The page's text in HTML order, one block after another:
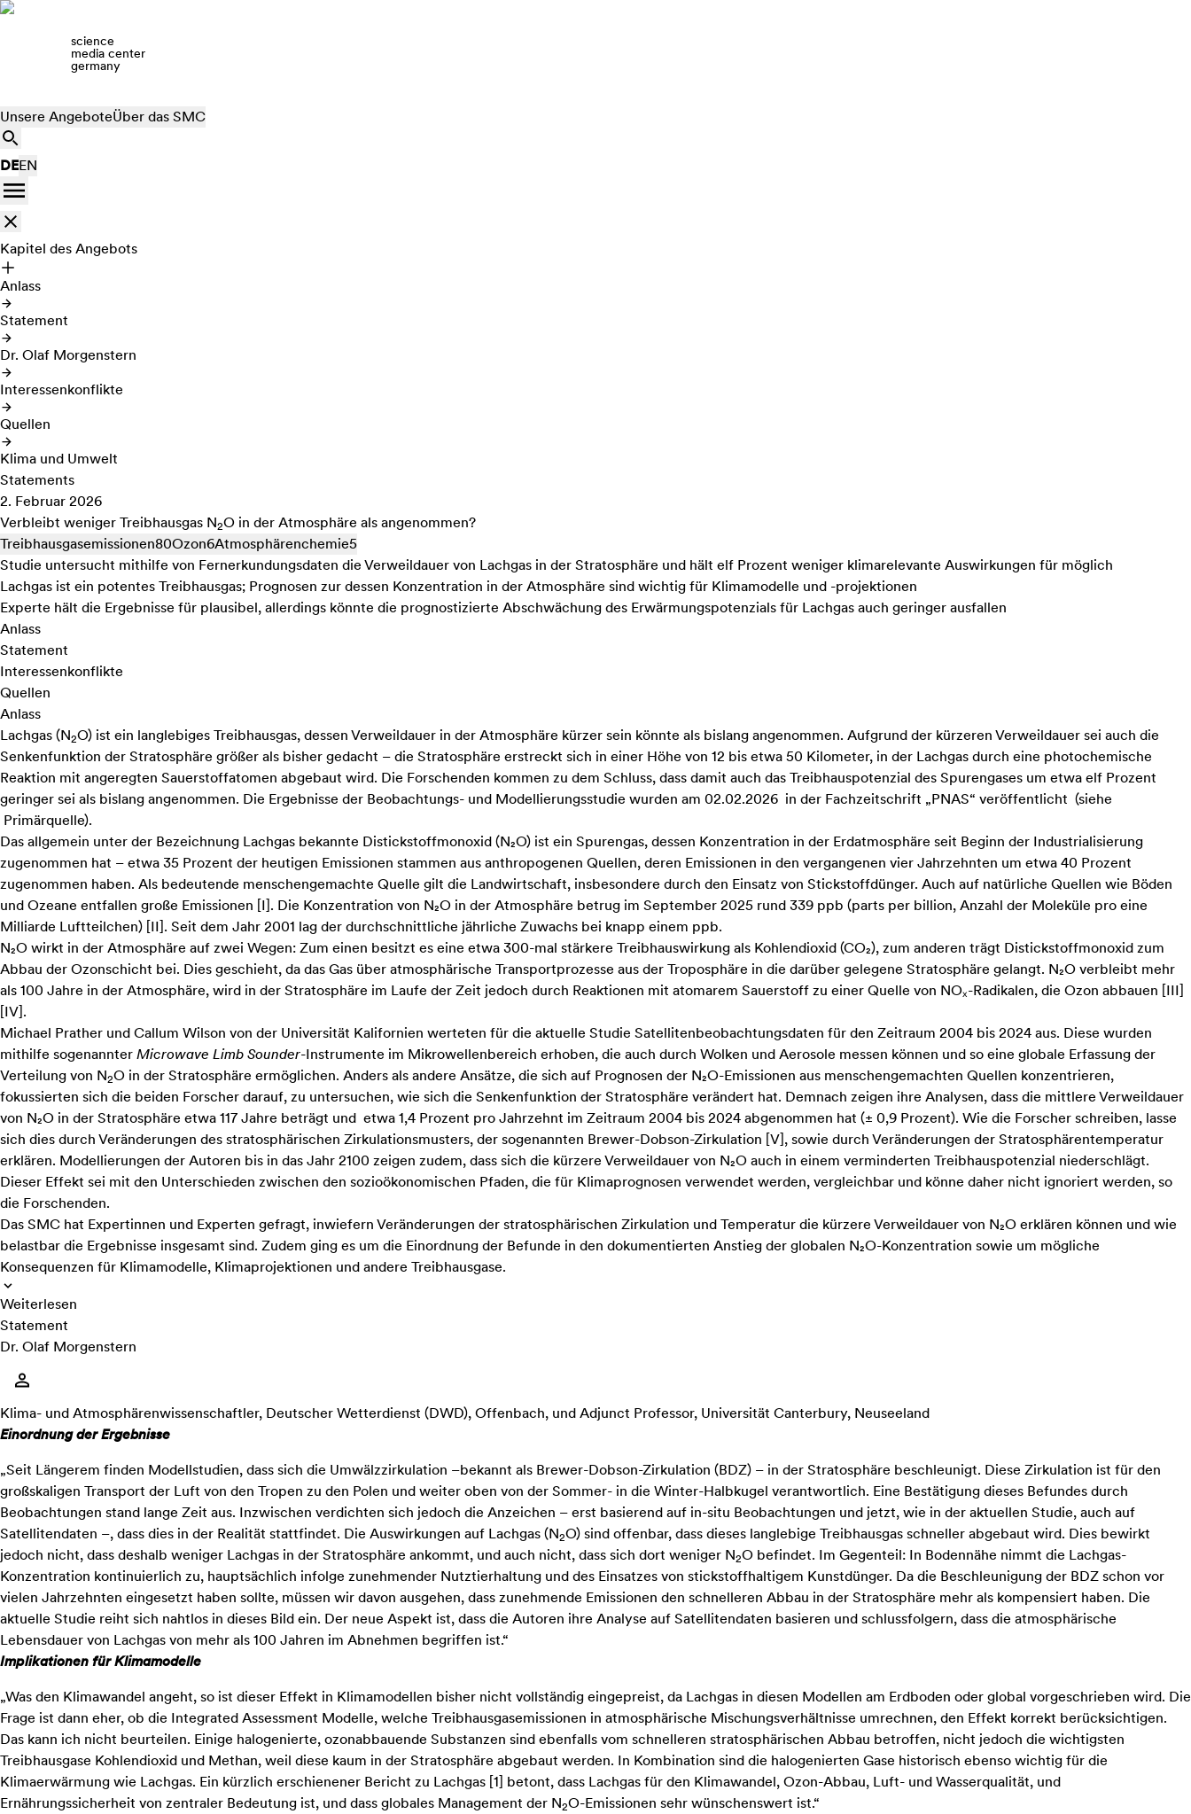
science
media center
germany
Unsere AngeboteÜber das SMC
DEEN
Kapitel des Angebots
Anlass
Statement
Dr. Olaf Morgenstern
Interessenkonflikte
Quellen
Klima und Umwelt
Statements
2. Februar 2026
Verbleibt weniger Treibhausgas N2O in der Atmosphäre als angenommen?
Treibhausgasemissionen80Ozon6Atmosphärenchemie5
Studie untersucht mithilfe von Fernerkundungsdaten die Verweildauer von Lachgas in der Stratosphäre und hält elf Prozent weniger klimarelevante Auswirkungen für möglich
Lachgas ist ein potentes Treibhausgas; Prognosen zur dessen Konzentration in der Atmosphäre sind wichtig für Klimamodelle und -projektionen
Experte hält die Ergebnisse für plausibel, allerdings könnte die prognostizierte Abschwächung des Erwärmungspotenzials für Lachgas auch geringer ausfallen
Anlass
Statement
Interessenkonflikte
Quellen
Anlass
Lachgas (N2O) ist ein langlebiges Treibhausgas, dessen Verweildauer in der Atmosphäre kürzer sein könnte als bislang angenommen. Aufgrund der kürzeren Verweildauer sei auch die
Senkenfunktion der Stratosphäre größer als bisher gedacht – die Stratosphäre erstreckt sich in einer Höhe von 12 bis etwa 50 Kilometer, in der Lachgas durch eine photochemische
Reaktion mit angeregten Sauerstoffatomen abgebaut wird. Die Forschenden kommen zu dem Schluss, dass damit auch das Treibhauspotenzial des Spurengases um etwa elf Prozent
geringer sei als bislang angenommen. Die Ergebnisse der Beobachtungs- und Modellierungsstudie wurden am 02.02.2026 in der Fachzeitschrift „PNAS“ veröffentlicht (siehe
Primärquelle).
Das allgemein unter der Bezeichnung Lachgas bekannte Distickstoffmonoxid (N₂O) ist ein Spurengas, dessen Konzentration in der Erdatmosphäre seit Beginn der Industrialisierung
zugenommen hat – etwa 35 Prozent der heutigen Emissionen stammen aus anthropogenen Quellen, deren Emissionen in den vergangenen vier Jahrzehnten um etwa 40 Prozent
zugenommen haben. Als bedeutende menschengemachte Quelle gilt die Landwirtschaft, insbesondere durch den Einsatz von Stickstoffdünger. Auch auf natürliche Quellen wie Böden
und Ozeane entfallen große Emissionen [I]. Die Konzentration von N₂O in der Atmosphäre betrug im September 2025 rund 339 ppb (parts per billion, Anzahl der Moleküle pro eine
Milliarde Luftteilchen) [II]. Seit dem Jahr 2001 lag der durchschnittliche jährliche Zuwachs bei knapp einem ppb.
N₂O wirkt in der Atmosphäre auf zwei Wegen: Zum einen besitzt es eine etwa 300-mal stärkere Treibhauswirkung als Kohlendioxid (CO₂), zum anderen trägt Distickstoffmonoxid zum
Abbau der Ozonschicht bei. Dies geschieht, da das Gas über atmosphärische Transportprozesse aus der Troposphäre in die darüber gelegene Stratosphäre gelangt. N₂O verbleibt mehr
als 100 Jahre in der Atmosphäre, wird in der Stratosphäre im Laufe der Zeit jedoch durch Reaktionen mit atomarem Sauerstoff zu einer Quelle von NOₓ-Radikalen, die Ozon abbauen [III]
[IV].
Michael Prather und Callum Wilson von der Universität Kalifornien werteten für die aktuelle Studie Satellitenbeobachtungsdaten für den Zeitraum 2004 bis 2024 aus. Diese wurden
mithilfe sogenannter Microwave Limb Sounder-Instrumente im Mikrowellenbereich erhoben, die auch durch Wolken und Aerosole messen können und so eine globale Erfassung der
Verteilung von N2O in der Stratosphäre ermöglichen. Anders als andere Ansätze, die sich auf Prognosen der N₂O-Emissionen aus menschengemachten Quellen konzentrieren,
fokussierten sich die beiden Forscher darauf, zu untersuchen, wie sich die Senkenfunktion der Stratosphäre verändert hat. Demnach zeigen ihre Analysen, dass die mittlere Verweildauer
von N₂O in der Stratosphäre etwa 117 Jahre beträgt und etwa 1,4 Prozent pro Jahrzehnt im Zeitraum 2004 bis 2024 abgenommen hat (± 0,9 Prozent). Wie die Forscher schreiben, lasse
sich dies durch Veränderungen des stratosphärischen Zirkulationsmusters, der sogenannten Brewer-Dobson-Zirkulation [V], sowie durch Veränderungen der Stratosphärentemperatur
erklären. Modellierungen der Autoren bis in das Jahr 2100 zeigen zudem, dass sich die kürzere Verweildauer von N₂O auch in einem verminderten Treibhauspotenzial niederschlägt.
Dieser Effekt sei mit den Unterschieden zwischen den sozioökonomischen Pfaden, die für Klimaprognosen verwendet werden, vergleichbar und könne daher nicht ignoriert werden, so
die Forschenden.
Das SMC hat Expertinnen und Experten gefragt, inwiefern Veränderungen der stratosphärischen Zirkulation und Temperatur die kürzere Verweildauer von N₂O erklären können und wie
belastbar die Ergebnisse insgesamt sind. Zudem ging es um die Einordnung der Befunde in den dokumentierten Anstieg der globalen N₂O-Konzentration sowie um mögliche
Konsequenzen für Klimamodelle, Klimaprojektionen und andere Treibhausgase.
Weiterlesen
Statement
Dr. Olaf Morgenstern
Klima- und Atmosphärenwissenschaftler, Deutscher Wetterdienst (DWD), Offenbach, und Adjunct Professor, Universität Canterbury, Neuseeland
Einordnung der Ergebnisse
„Seit Längerem finden Modellstudien, dass sich die Umwälzzirkulation –bekannt als Brewer-Dobson-Zirkulation (BDZ) – in der Stratosphäre beschleunigt. Diese Zirkulation ist für den
großskaligen Transport der Luft von den Tropen zu den Polen und weiter oben von der Sommer- in die Winter-Halbkugel verantwortlich. Eine Bestätigung dieses Befundes durch
Beobachtungen stand lange Zeit aus. Inzwischen verdichten sich jedoch die Anzeichen – erst basierend auf in-situ Beobachtungen und jetzt, wie in der aktuellen Studie, auch auf
Satellitendaten –, dass dies in der Realität stattfindet. Die Auswirkungen auf Lachgas (N2O) sind offenbar, dass dieses langlebige Treibhausgas schneller abgebaut wird. Dies bewirkt
jedoch nicht, dass deshalb weniger Lachgas in der Stratosphäre ankommt, und auch nicht, dass sich dort weniger N2O befindet. Im Gegenteil: In Bodennähe nimmt die Lachgas-
Konzentration kontinuierlich zu, hauptsächlich infolge zunehmender Nutztierhaltung und des Einsatzes von stickstoffhaltigem Kunstdünger. Da die Beschleunigung der BDZ schon vor
vielen Jahrzehnten eingesetzt haben sollte, müssen wir davon ausgehen, dass zunehmende Emissionen den schnelleren Abbau in der Stratosphäre mehr als kompensiert haben. Die
aktuelle Studie reiht sich nahtlos in dieses Bild ein. Der neue Aspekt ist, dass die Autoren ihre Analyse auf Satellitendaten basieren und schlussfolgern, dass die atmosphärische
Lebensdauer von Lachgas von mehr als 100 Jahren im Abnehmen begriffen ist.“
Implikationen für Klimamodelle
„Was den Klimawandel angeht, so ist dieser Effekt in Klimamodellen bisher nicht vollständig eingepreist, da Lachgas in diesen Modellen am Erdboden oder global vorgeschrieben wird. Die
Frage ist dann eher, ob die Integrated Assessment Modelle, welche Treibhausgasemissionen in atmosphärische Mischungsverhältnisse umrechnen, den Effekt korrekt berücksichtigen.
Das kann ich nicht beurteilen. Einige halogenierte, ozonabbauende Substanzen sind ebenfalls vom schnelleren stratosphärischen Abbau betroffen, nicht jedoch die wichtigsten
Treibhausgase Kohlendioxid und Methan, weil diese kaum in der Stratosphäre abgebaut werden. In Kombination sind die halogenierten Gase historisch ebenso wichtig für die
Klimaerwärmung wie Lachgas. Ein kürzlich erschienener Bericht zu Lachgas [1] betont, dass Lachgas für den Klimawandel, Ozon-Abbau, Luft- und Wasserqualität, und
Ernährungssicherheit von zentraler Bedeutung ist, und dass globales Management der N2O-Emissionen sehr wünschenswert ist.“